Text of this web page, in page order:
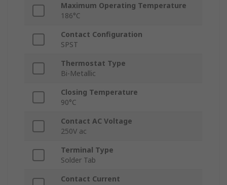
Maximum Operating Temperature
186°C
Contact Configuration
SPST
Thermostat Type
Bi-Metallic
Closing Temperature
90°C
Contact AC Voltage
250V ac
Terminal Type
Solder Tab
Contact Current